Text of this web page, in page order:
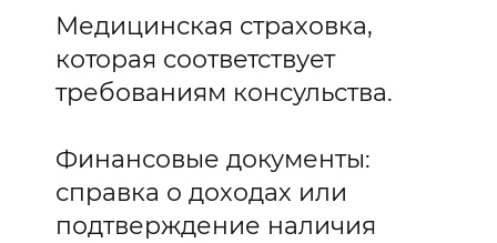
Медицинская страховка,
которая соответствует
требованиям консульства.
Финансовые документы:
справка о доходах или
подтверждение наличия